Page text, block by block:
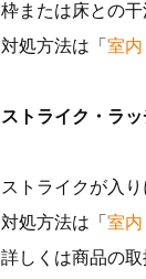
枠または床との干
対処方法は「 室
ストライク・ラ
ストライクが入り
対処方法は「 室内
詳しくは商品の取